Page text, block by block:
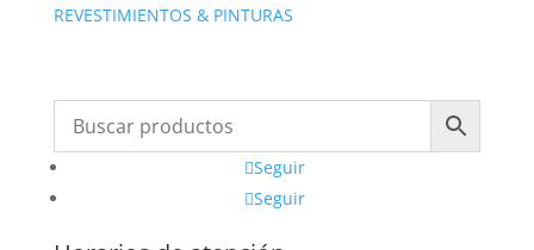
REVESTIMIENTOS & PINTURAS
Seguir
Seguir